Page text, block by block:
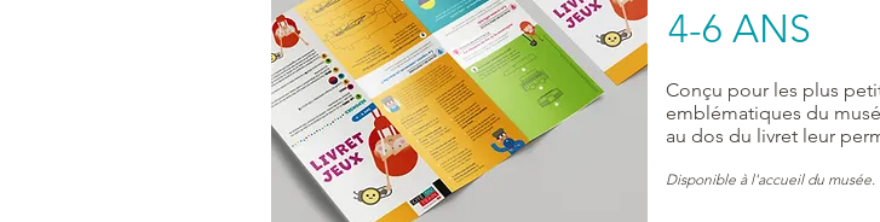
Conçu pour les plus
emblématiques du
au dos du livret leur
Disponible à l'accueil du
4-6 ANS